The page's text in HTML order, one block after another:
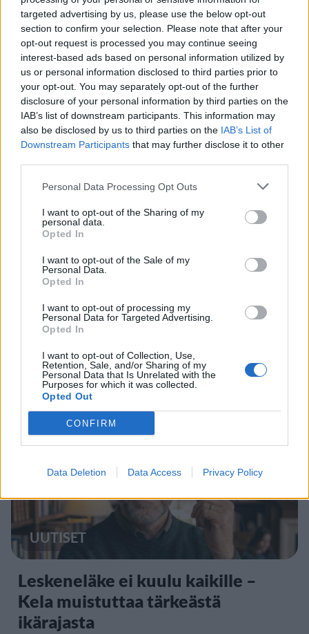
targeted advertising by us, please use the below opt-out
section to confirm your selection. Please note that after your
opt-out request is processed you may continue seeing
interest-based ads based on personal information utilized by
us or personal information disclosed to third parties prior to
your opt-out. You may separately opt-out of the further
disclosure of your personal information by third parties on the
IAB’s list of downstream participants. This information may
also be disclosed by us to third parties on the IAB’s List of
Downstream Participants that may further disclose it to other
Personal Data Processing Opt Outs
I want to opt-out of the Sharing of my
personal data.
Opted In
I want to opt-out of the Sale of my
Personal Data.
Opted In
I want to opt-out of processing my
Personal Data for Targeted Advertising.
Opted In
I want to opt-out of Collection, Use,
Retention, Sale, and/or Sharing of my
Personal Data that Is Unrelated with the
Purposes for which it was collected.
Opted Out
CONFIRM
Data Deletion Data Access Privacy Policy
Staran luetuimmat
1
VIIHDEUUTISET
Alexander Stubb ja Aleksander
yksityiskohta herätti huomiota
2
UUTISET
Leskeneläke ei kuulu kaikille –
Kela muistuttaa tärkeästä
ikärajasta